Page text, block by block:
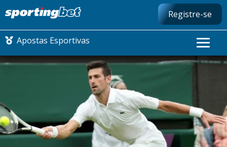
Registre-se
Apostas Esportivas
CONMEBOL LIBERTADORES
FUTEBOL NACIONAL
FUTEBOL INTERNACIONAL